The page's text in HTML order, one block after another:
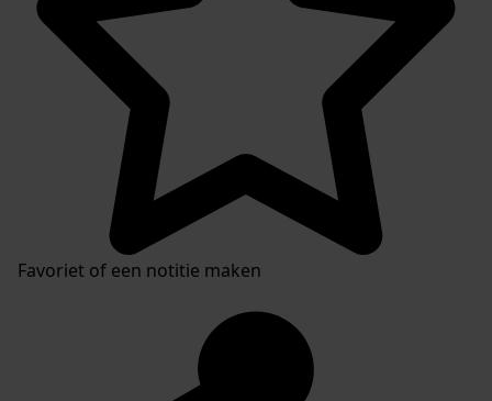
Favoriet of een notitie maken